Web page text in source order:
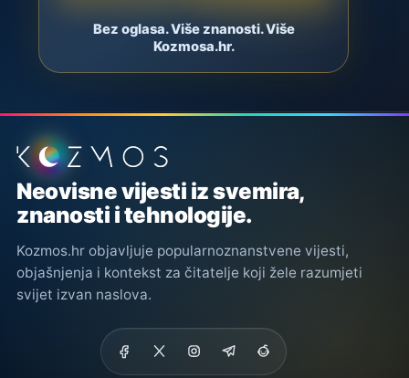
Bez oglasa. Više znanosti. Više
Kozmosa.hr.
Podnožje stranice
Neovisne vijesti iz svemira,
znanosti i tehnologije.
Kozmos.hr objavljuje popularnoznanstvene vijesti,
objašnjenja i kontekst za čitatelje koji žele razumjeti
svijet izvan naslova.